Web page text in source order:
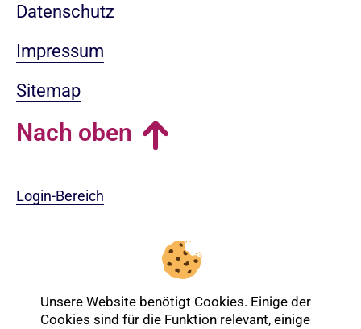
Datenschutz
Impressum
Sitemap
Nach oben
Login-Bereich
Unsere Website benötigt Cookies. Einige der
Cookies sind für die Funktion relevant, einige